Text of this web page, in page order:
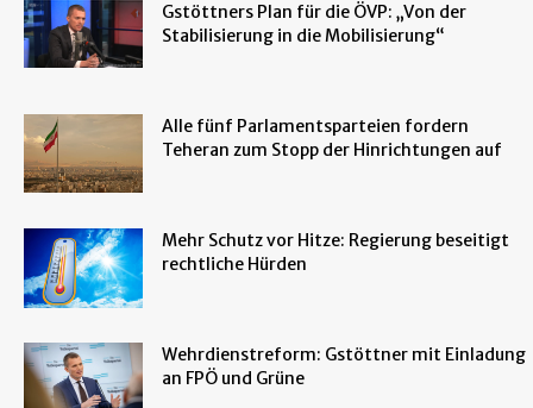
Gstöttners Plan für die ÖVP: „Von der
Stabilisierung in die Mobilisierung“
Alle fünf Parlamentsparteien fordern
Teheran zum Stopp der Hinrichtungen auf
Mehr Schutz vor Hitze: Regierung beseitigt
rechtliche Hürden
Wehrdienstreform: Gstöttner mit Einladung
an FPÖ und Grüne